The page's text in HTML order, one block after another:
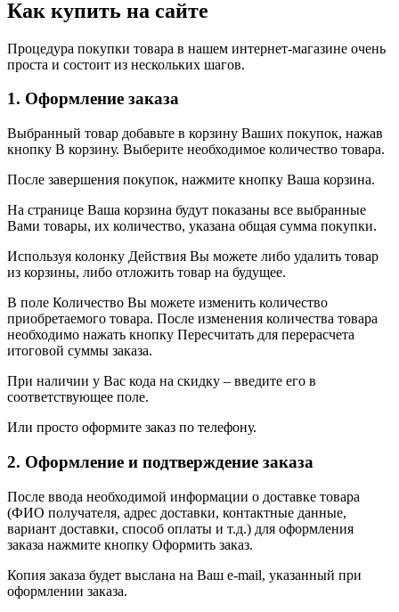
Как купить на сайте
Процедура покупки товара в нашем интернет-магазине очень
проста и состоит из нескольких шагов.
1. Оформление заказа
Выбранный товар добавьте в корзину Ваших покупок, нажав
кнопку В корзину. Выберите необходимое количество товара.
После завершения покупок, нажмите кнопку Ваша корзина.
На странице Ваша корзина будут показаны все выбранные
Вами товары, их количество, указана общая сумма покупки.
Используя колонку Действия Вы можете либо удалить товар
из корзины, либо отложить товар на будущее.
В поле Количество Вы можете изменить количество
приобретаемого товара. После изменения количества товара
необходимо нажать кнопку Пересчитать для перерасчета
итоговой суммы заказа.
При наличии у Вас кода на скидку – введите его в
соответствующее поле.
Или просто оформите заказ по телефону.
2. Оформление и подтверждение заказа
После ввода необходимой информации о доставке товара
(ФИО получателя, адрес доставки, контактные данные,
вариант доставки, способ оплаты и т.д.) для оформления
заказа нажмите кнопку Оформить заказ.
Копия заказа будет выслана на Ваш e-mail, указанный при
оформлении заказа.